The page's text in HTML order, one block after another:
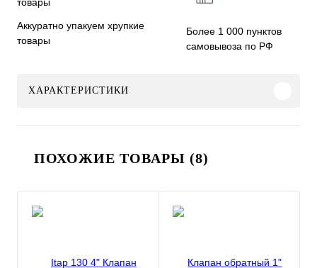
Аккуратно упакуем хрупкие
товары
Более 1 000 пунктов
самовывоза по РФ
ХАРАКТЕРИСТИКИ
ПОХОЖИЕ ТОВАРЫ (8)